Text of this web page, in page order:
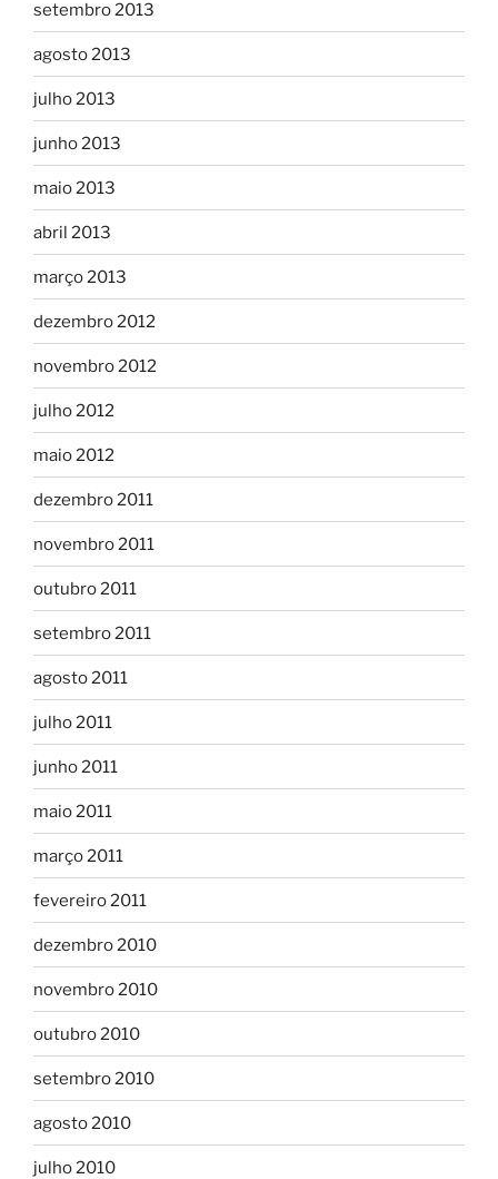
setembro 2013
agosto 2013
julho 2013
junho 2013
maio 2013
abril 2013
março 2013
dezembro 2012
novembro 2012
julho 2012
maio 2012
dezembro 2011
novembro 2011
outubro 2011
setembro 2011
agosto 2011
julho 2011
junho 2011
maio 2011
março 2011
fevereiro 2011
dezembro 2010
novembro 2010
outubro 2010
setembro 2010
agosto 2010
julho 2010